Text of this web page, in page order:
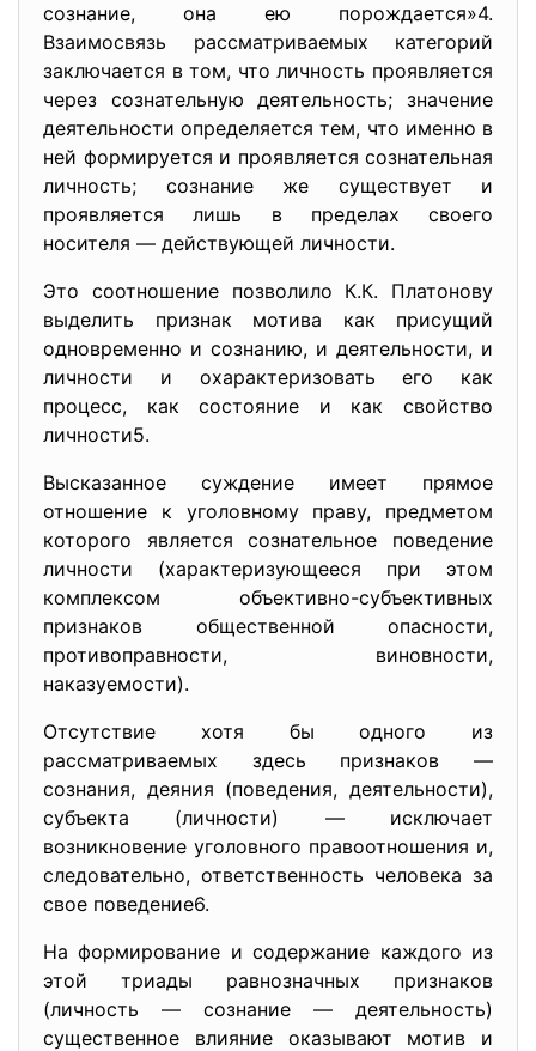
сознание, она ею порождается»4.
Взаимосвязь рассматриваемых категорий
заключается в том, что личность проявляется
через сознательную деятельность; значение
деятельности определяется тем, что именно в
ней формируется и проявляется сознательная
личность; сознание же существует и
проявляется лишь в пределах своего
носителя — действующей личности.
Это соотношение позволило К.К. Платонову
выделить признак мотива как присущий
одновременно и сознанию, и деятельности, и
личности и охарактеризовать его как
процесс, как состояние и как свойство
личности5.
Высказанное суждение имеет прямое
отношение к уголовному праву, предметом
которого является сознательное поведение
личности (характеризующееся при этом
комплексом объективно-субъективных
признаков общественной опасности,
противоправности, виновности,
наказуемости).
Отсутствие хотя бы одного из
рассматриваемых здесь признаков —
сознания, деяния (поведения, деятельности),
субъекта (личности) — исключает
возникновение уголовного правоотношения и,
следовательно, ответственность человека за
свое поведение6.
На формирование и содержание каждого из
этой триады равнозначных признаков
(личность — сознание — деятельность)
существенное влияние оказывают мотив и